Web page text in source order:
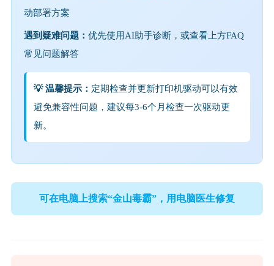
动部署方案
遇到疑难问题： 优先使用AI助手诊断，或查看上方FAQ
常见问题解答
💡 温馨提示： 定期检查并更新打印机驱动可以有效
避免兼容性问题，建议每3-6个月检查一次驱动更
新。
可在电脑上搜索“金山毒霸”，用电脑医生修复